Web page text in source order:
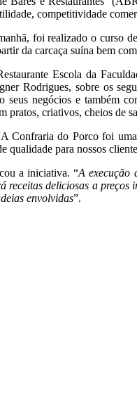
competitividade
foi realizado o curso
da carcaça suína bem
Escola da
Rodrigues, sobre os
negócios e também
criativos, cheios de
Confraria do Porco foi
qualidade para nossos
a iniciativa. “A execução
deliciosas a
envolvidas”.